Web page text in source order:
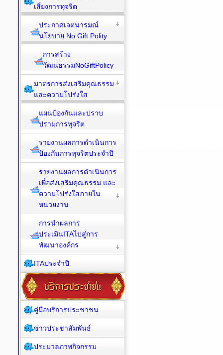
เสี่ยงการทุจริต
ประกาศเจตนารมณ์
นโยบาย No Gift Polity
การสร้าง
วัฒนธรรมNoGiftPolicy
มาตรการส่งเสริมคุณธรรม
และความโปร่งใส
แผนป้องกันและปราบ
ปรามการทุจริต
รายงานผลการดำเนินการ
ป้องกันการทุจริตประจำปี
รายงานผลการดำเนินการ
เพื่อส่งเสริมคุณธรรม และ
ความโปร่งใสภายใน
หน่วยงาน
การนำผลการ
ประเมินITAไปสู่การ
พัฒนาองค์กร
ITAประจำปี
คู่มือบริการประชาชน
ข่าวประชาสัมพันธ์
ประมวลภาพกิจกรรม